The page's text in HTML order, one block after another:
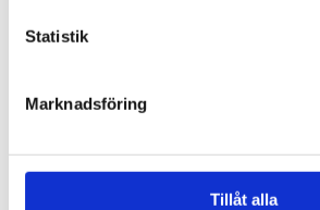
Statistik
Marknadsföring
Tillåt alla
Klassiska kilremmar